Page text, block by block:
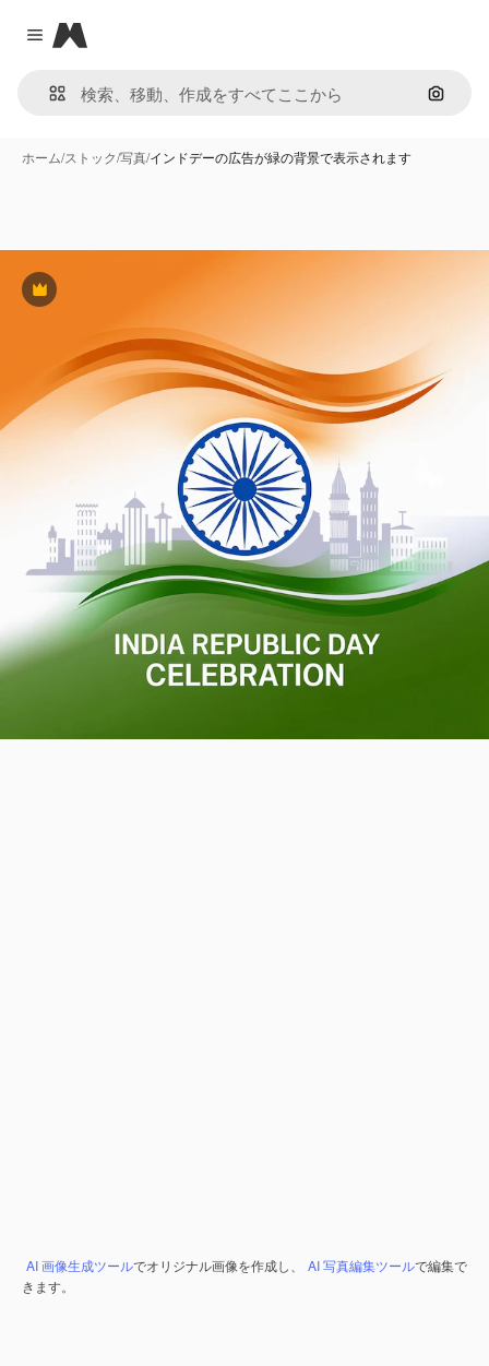
Close menu
Magnific
画像で
ホーム/ストック/写真/インドデーの広告が緑の背景で表示されます
Premium
AI 画像生成ツールでオリジナル画像を作成し、 AI 写真編集ツールで編集で
きます。